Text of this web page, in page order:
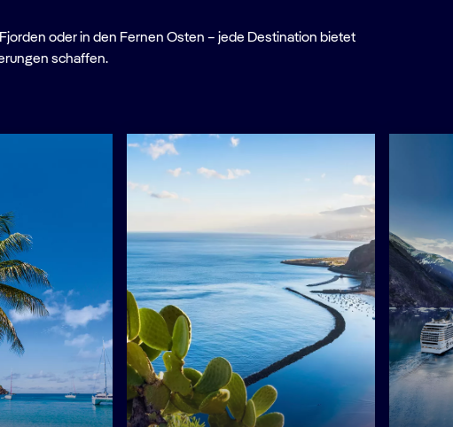
oder in den Fernen Osten – jede Destination bietet
schaffen.